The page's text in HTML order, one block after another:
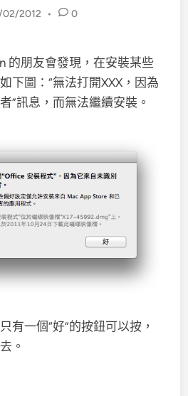
2012 • 0
的朋友會發現，在安裝某些
下圖：“無法打開XXX，因為
”訊息，而無法繼續安裝。
有一個“好”的按鈕可以按，
。